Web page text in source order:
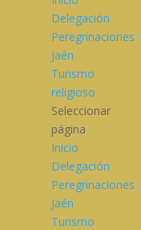
Delegación
Peregrinaciones
Jaén
Turismo
religioso
Seleccionar
página
Inicio
Delegación
Peregrinaciones
Jaén
Turismo